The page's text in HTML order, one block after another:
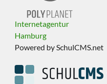
Internetagentur
Hamburg
Powered by SchulCMS.net